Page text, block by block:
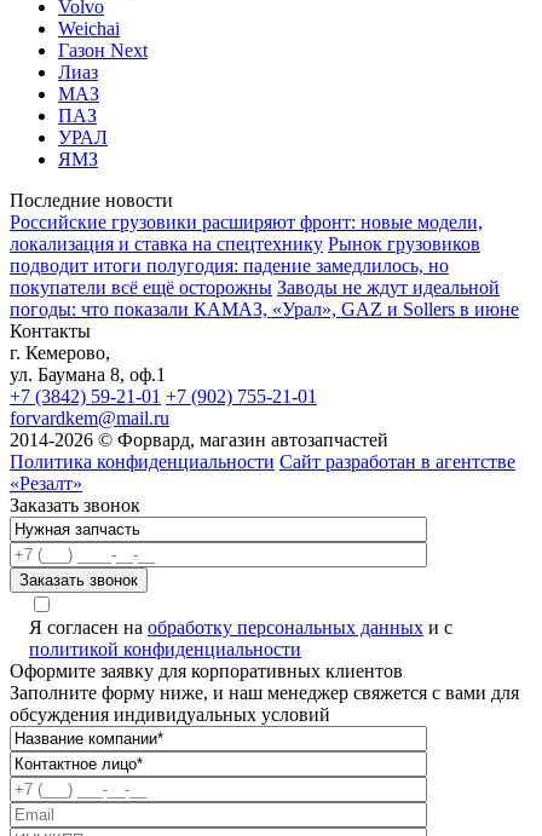
Volvo
Weichai
Газон Next
Лиаз
МАЗ
ПАЗ
УРАЛ
ЯМЗ
Последние новости
Российские грузовики расширяют фронт: новые модели,
локализация и ставка на спецтехнику Рынок грузовиков
подводит итоги полугодия: падение замедлилось, но
покупатели всё ещё осторожны Заводы не ждут идеальной
погоды: что показали КАМАЗ, «Урал», GAZ и Sollers в июне
Контакты
г. Кемерово,
ул. Баумана 8, оф.1
+7 (3842) 59-21-01 +7 (902) 755-21-01
forvardkem@mail.ru
2014-2026 © Форвард, магазин автозапчастей
Политика конфиденциальности Сайт разработан в агентстве
«Резалт»
Заказать звонок
Я согласен на обработку персональных данных и с
политикой конфиденциальности
Оформите заявку для корпоративных клиентов
Заполните форму ниже, и наш менеджер свяжется с вами для
обсуждения индивидуальных условий